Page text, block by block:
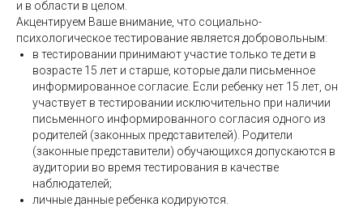
и в области в целом.
Акцентируем Ваше внимание, что социально-
психологическое тестирование является добровольным:
в тестировании принимают участие только те дети в
возрасте 15 лет и старше, которые дали письменное
информированное согласие. Если ребенку нет 15 лет, он
участвует в тестировании исключительно при наличии
письменного информированного согласия одного из
родителей (законных представителей). Родители
(законные представители) обучающихся допускаются в
аудитории во время тестирования в качестве
наблюдателей;
личные данные ребенка кодируются.